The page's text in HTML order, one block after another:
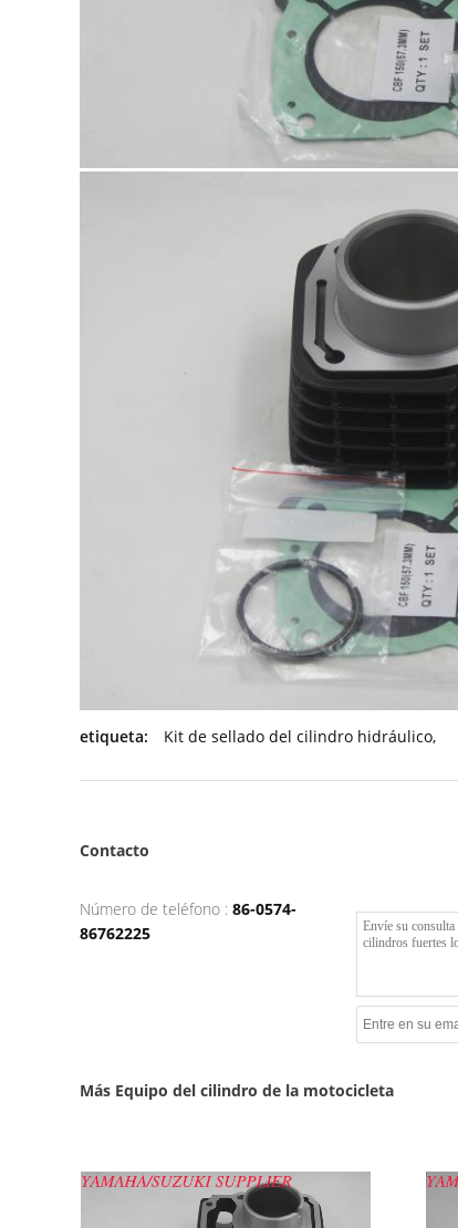
etiqueta: Kit de sellado del cilindro hidráulico,
Contacto
Número de teléfono : 86-0574-
86762225
Más Equipo del cilindro de la motocicleta